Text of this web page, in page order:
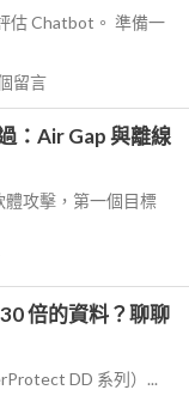
估 Chatbot。 準備一
留言
：Air Gap 與離線
攻擊，第一個目標
倍的資料？聊聊
DD 系列）...